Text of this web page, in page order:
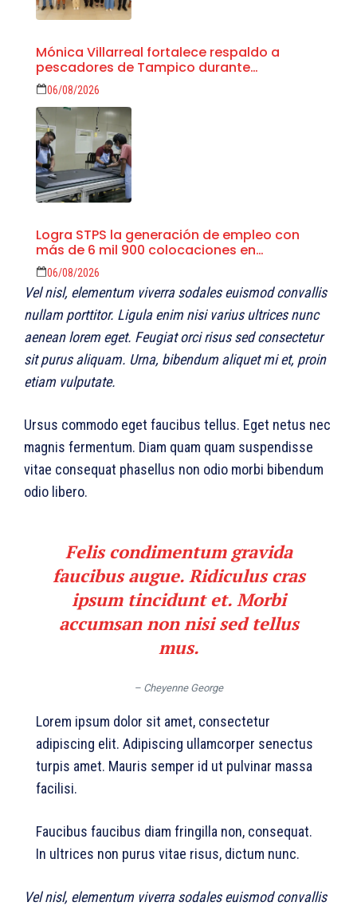
Mónica Villarreal fortalece respaldo a
pescadores de Tampico durante
temporada de veda
06/08/2026
Logra STPS la generación de empleo con
más de 6 mil 900 colocaciones en
Tamaulipas
06/08/2026
Vel nisl, elementum viverra sodales euismod convallis
nullam porttitor. Ligula enim nisi varius ultrices nunc
aenean lorem eget. Feugiat orci risus sed consectetur
sit purus aliquam. Urna, bibendum aliquet mi et, proin
etiam vulputate.
Ursus commodo eget faucibus tellus. Eget netus nec
magnis fermentum. Diam quam quam suspendisse
vitae consequat phasellus non odio morbi bibendum
odio libero.
Felis condimentum gravida
faucibus augue. Ridiculus cras
ipsum tincidunt et. Morbi
accumsan non nisi sed tellus
mus.
– Cheyenne George
Lorem ipsum dolor sit amet, consectetur
adipiscing elit. Adipiscing ullamcorper senectus
turpis amet. Mauris semper id ut pulvinar massa
facilisi.
Faucibus faucibus diam fringilla non, consequat.
In ultrices non purus vitae risus, dictum nunc.
Vel nisl, elementum viverra sodales euismod convallis